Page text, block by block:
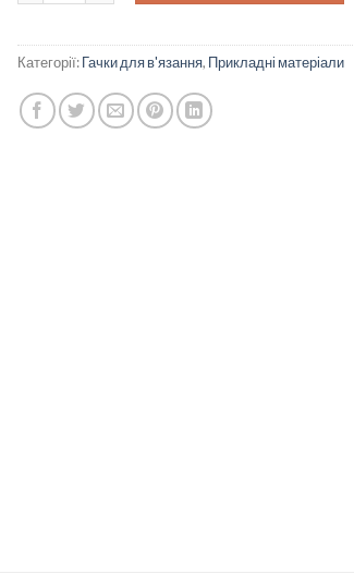
Категорії:Гачки для в'язання, Прикладні матеріали